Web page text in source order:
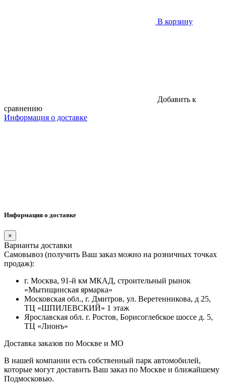
В корзину
Добавить к
сравнению
Информация о доставке
Информация о доставке
×
Варианты доставки
Самовывоз (получить Ваш заказ можно на розничных точках
продаж):
г. Москва, 91-й км МКАД, строительный рынок
«Мытищинская ярмарка»
Московская обл., г. Дмитров, ул. Веретенникова, д 25,
ТЦ «ШПИЛЕВСКИЙ» 1 этаж
Ярославская обл. г. Ростов, Борисоглебское шоссе д. 5,
ТЦ «Лионъ»
Доставка заказов по Москве и МО
В нашей компании есть собственный парк автомобилей,
которые могут доставить Ваш заказ по Москве и ближайшему
Подмосковью.